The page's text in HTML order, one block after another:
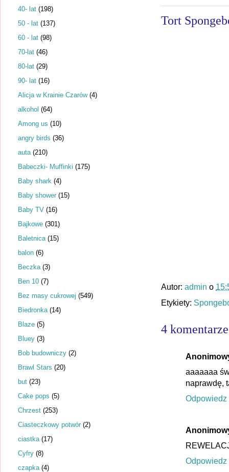
Tort
Autor: admin o
Etykiety:
4
aaaaaaa
naprawdę,
Odpowiedz
Odpowiedz
40- lat (198)
50 - lat (137)
60 - lat (98)
70-lat (46)
80-lat (29)
90- lat (16)
Alicja w Krainie Czarów (4)
alkohol (64)
Among us (10)
angry birds (36)
auta (210)
Babeczki- Muffinki (175)
Baby shark (4)
Baby shower (15)
Baby TV (16)
Bajkowe (301)
Baletnica (15)
balon (6)
Beczka (3)
Ben 10 (7)
Bez masy cukrowej (549)
Biedronka (14)
Blaze (5)
Bluey (3)
Bob budowniczy (2)
Brawl Stars (20)
but (23)
Cake pops (5)
Chrzest (253)
Ciasteczkowy potwór (2)
ciastka (17)
Cyfry (8)
czapka (4)